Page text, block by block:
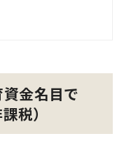
資金名目で
税）